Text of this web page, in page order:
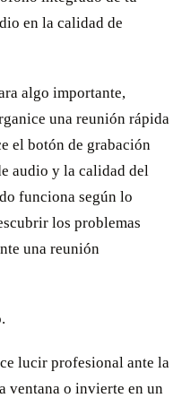
en la calidad de
algo importante,
una reunión rápida
el botón de grabación
audio y la calidad del
funciona según lo
los problemas
una reunión
lucir profesional ante la
ventana o invierte en un